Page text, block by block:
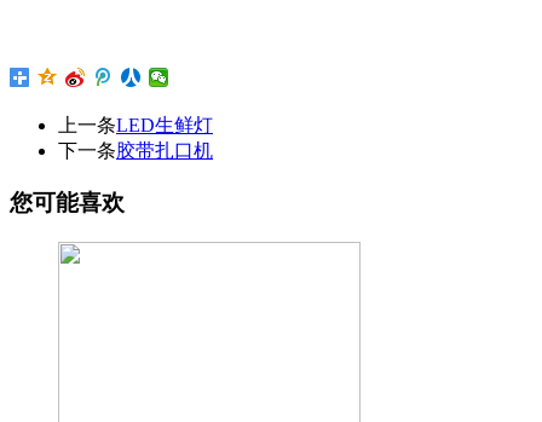
上一条LED生鲜灯
下一条胶带扎口机
您可能喜欢